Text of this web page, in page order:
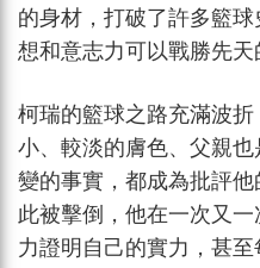
的身材，打破了許多籃
想和意志力可以戰勝先天
柯瑞的籃球之路充滿波
小、較淡的膚色、父親
變的事實，都成為批評
此被擊倒，他在一次又
力證明自己的實力，甚